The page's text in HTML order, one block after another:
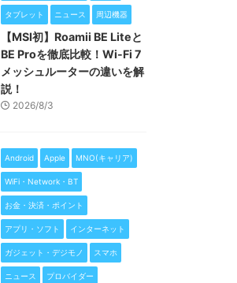
タブレット ニュース 周辺機器
【MSI初】Roamii BE Liteと
BE Proを徹底比較！Wi-Fi 7
メッシュルーターの違いを解
説！
2026/8/3
Android Apple MNO(キャリア)
WiFi・Network・BT
お金・決済・ポイント
アプリ・ソフト インターネット
ガジェット・デジモノ スマホ
ニュース プロバイダー